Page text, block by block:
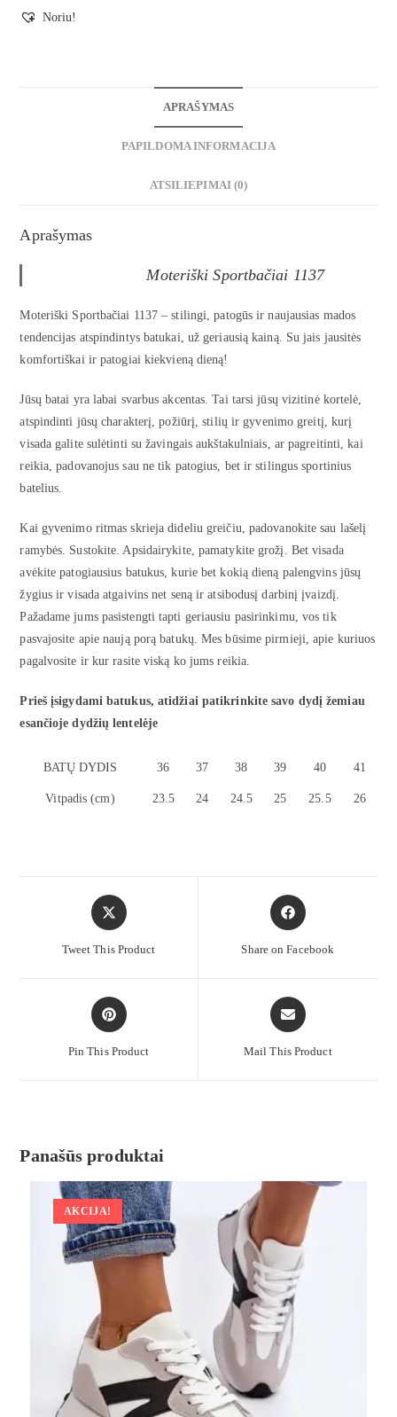
Noriu!
APRAŠYMAS
PAPILDOMA INFORMACIJA
ATSILIEPIMAI (0)
Aprašymas
Moteriški Sportbačiai 1137
Moteriški Sportbačiai 1137 – stilingi, patogūs ir naujausias mados
tendencijas atspindintys batukai, už geriausią kainą. Su jais jausitės
komfortiškai ir patogiai kiekvieną dieną!
Jūsų batai yra labai svarbus akcentas. Tai tarsi jūsų vizitinė kortelė,
atspindinti jūsų charakterį, požiūrį, stilių ir gyvenimo greitį, kurį
visada galite sulėtinti su žavingais aukštakulniais, ar pagreitinti, kai
reikia, padovanojus sau ne tik patogius, bet ir stilingus sportinius
batelius.
Kai gyvenimo ritmas skrieja dideliu greičiu, padovanokite sau lašelį
ramybės. Sustokite. Apsidairykite, pamatykite grožį. Bet visada
avėkite patogiausius batukus, kurie bet kokią dieną palengvins jūsų
žygius ir visada atgaivins net seną ir atsibodusį darbinį įvaizdį.
Pažadame jums pasistengti tapti geriausiu pasirinkimu, vos tik
pasvajosite apie naują porą batukų. Mes būsime pirmieji, apie kuriuos
pagalvosite ir kur rasite viską ko jums reikia.
Prieš įsigydami batukus, atidžiai patikrinkite savo dydį žemiau
esančioje dydžių lentelėje
BATŲ DYDIS 36 37 38 39 40 41
Vitpadis (cm) 23.5 24 24.5 25 25.5 26
Tweet This Product Share on Facebook
Pin This Product Mail This Product
Panašūs produktai
AKCIJA!